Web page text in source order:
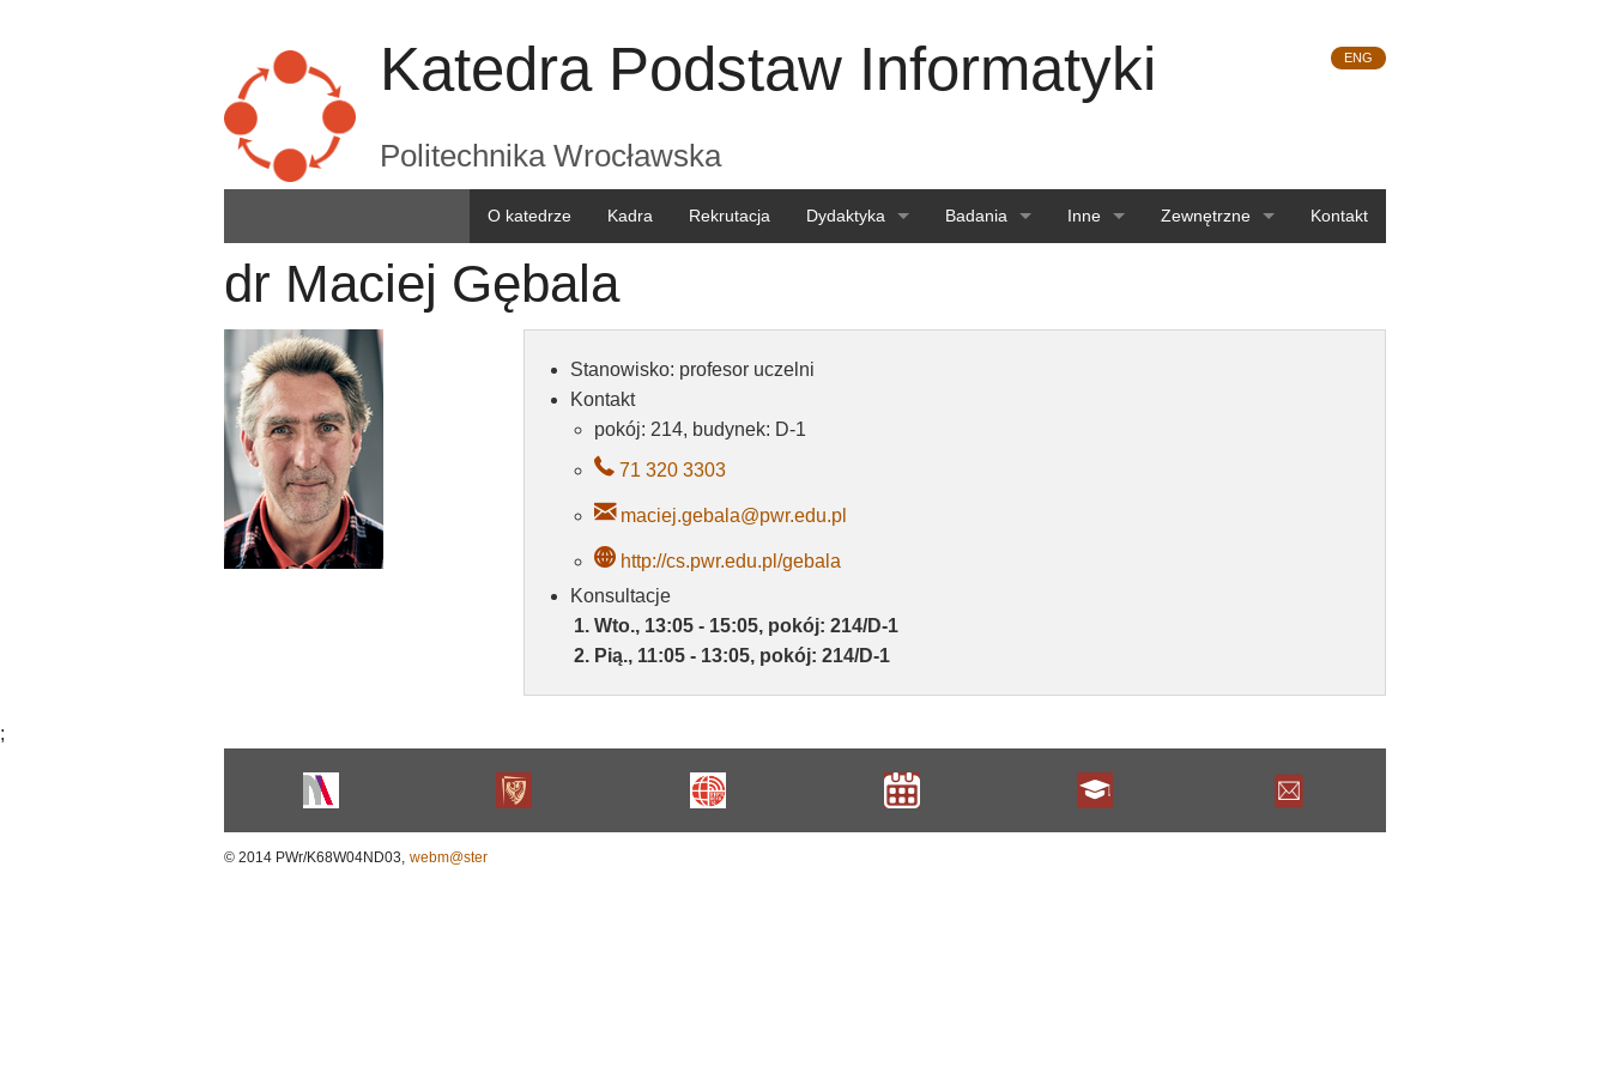
Katedra Podstaw Informatyki
Politechnika Wrocławska
ENG
O katedrze Kadra Rekrutacja Dydaktyka
Dla kadry
Badania Inne Zewnętrzne Kontakt
dr Maciej Gębala
Stanowisko: profesor uczelni
Kontakt
pokój: 214, budynek: D-1
71 320 3303
maciej.gebala@pwr.edu.pl
http://cs.pwr.edu.pl/gebala
Konsultacje
Wto., 13:05 - 15:05, pokój: 214/D-1
Pią., 11:05 - 13:05, pokój: 214/D-1
;
© 2014 PWr/K68W04ND03, webm@ster